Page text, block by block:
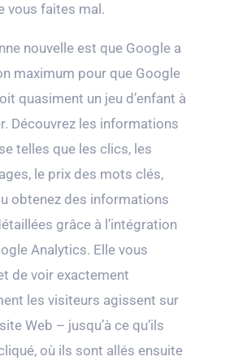
vous faites mal.
nouvelle est que Google a
maximum pour que Google
quasiment un jeu d’enfant à
Découvrez les informations
telles que les clics, les
le prix des mots clés,
obtenez des informations
grâce à l’intégration
Analytics. Elle vous
de voir exactement
les visiteurs agissent sur
Web – jusqu’à ce qu’ils
où ils sont allés ensuite